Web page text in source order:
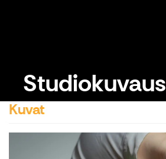
Studiokuvaus
Kuvat